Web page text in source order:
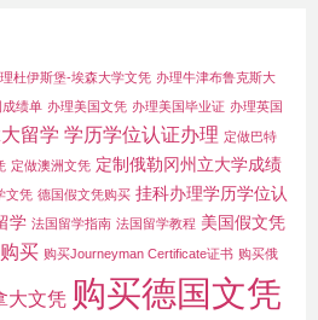
杜伊斯堡-埃森大学文凭 办理牛津布鲁克斯大
成绩单 办理美国文凭 办理美国毕业证 办理英国
留学 学历学位认证办理 定做巴特
定做澳洲文凭 定制俄勒冈州立大学成绩
文凭 德国假文凭购买 挂科办理学历学位认
学 法国留学指南 法国留学教程 美国假文凭
买 购买Journeyman Certificate证书 购买俄
大文凭 购买德国文凭